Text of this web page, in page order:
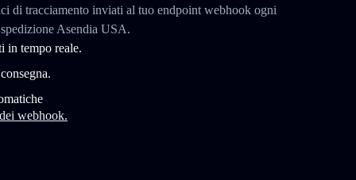
di tracciamento inviati al tuo endpoint webhook ogni
Asendia USA.
in tempo reale.
webhook.